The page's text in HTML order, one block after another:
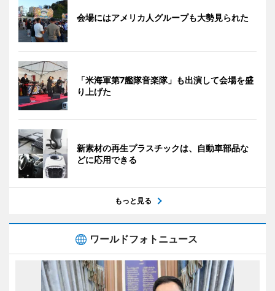
会場にはアメリカ人グループも大勢見られた
「米海軍第7艦隊音楽隊」も出演して会場を盛
り上げた
新素材の再生プラスチックは、自動車部品な
どに応用できる
もっと見る
ワールドフォトニュース